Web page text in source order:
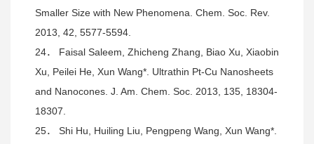
Smaller Size with New Phenomena. Chem. Soc. Rev.
2013, 42, 5577-5594.
24． Faisal Saleem, Zhicheng Zhang, Biao Xu, Xiaobin
Xu, Peilei He, Xun Wang*. Ultrathin Pt-Cu Nanosheets
and Nanocones. J. Am. Chem. Soc. 2013, 135, 18304-
18307.
25． Shi Hu, Huiling Liu, Pengpeng Wang, Xun Wang*.